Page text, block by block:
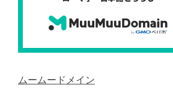
ムームードメイン